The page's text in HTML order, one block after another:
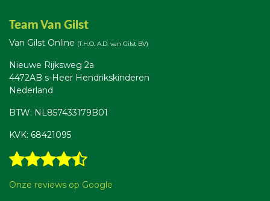
Team Van Gilst
Van Gilst Online (T.H.O. A.D. van Gilst BV)
Nieuwe Rijksweg 2a
4472AB s-Heer Hendrikskinderen
Nederland
BTW: NL857433179B01
KVK: 68421095
Onze reviews op Google